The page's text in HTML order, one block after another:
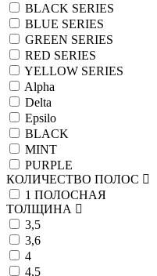
BLACK SERIES
BLUE SERIES
GREEN SERIES
RED SERIES
YELLOW SERIES
Alpha
Delta
Epsilo
BLACK
MINT
PURPLE
КОЛИЧЕСТВО ПОЛОС
1 ПОЛОСНАЯ
ТОЛЩИНА
3,5
3,6
4
4,5